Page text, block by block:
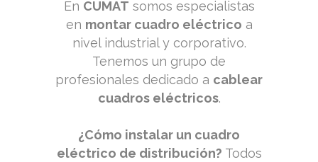
En CUMAT somos especialistas
en montar cuadro eléctrico a
nivel industrial y corporativo.
Tenemos un grupo de
profesionales dedicado a cablear
cuadros eléctricos.
¿Cómo instalar un cuadro
eléctrico de distribución? Todos